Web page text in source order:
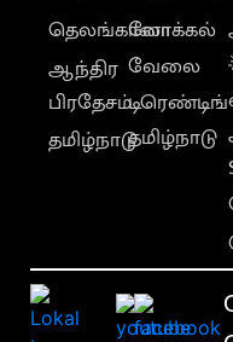
தெலங்கானா
ஆந்திர
பிரதேசம்
தமிழ்நாடு
லோக்கல்
வேலை
டிரெண்டிங்
தமிழ்நாடு